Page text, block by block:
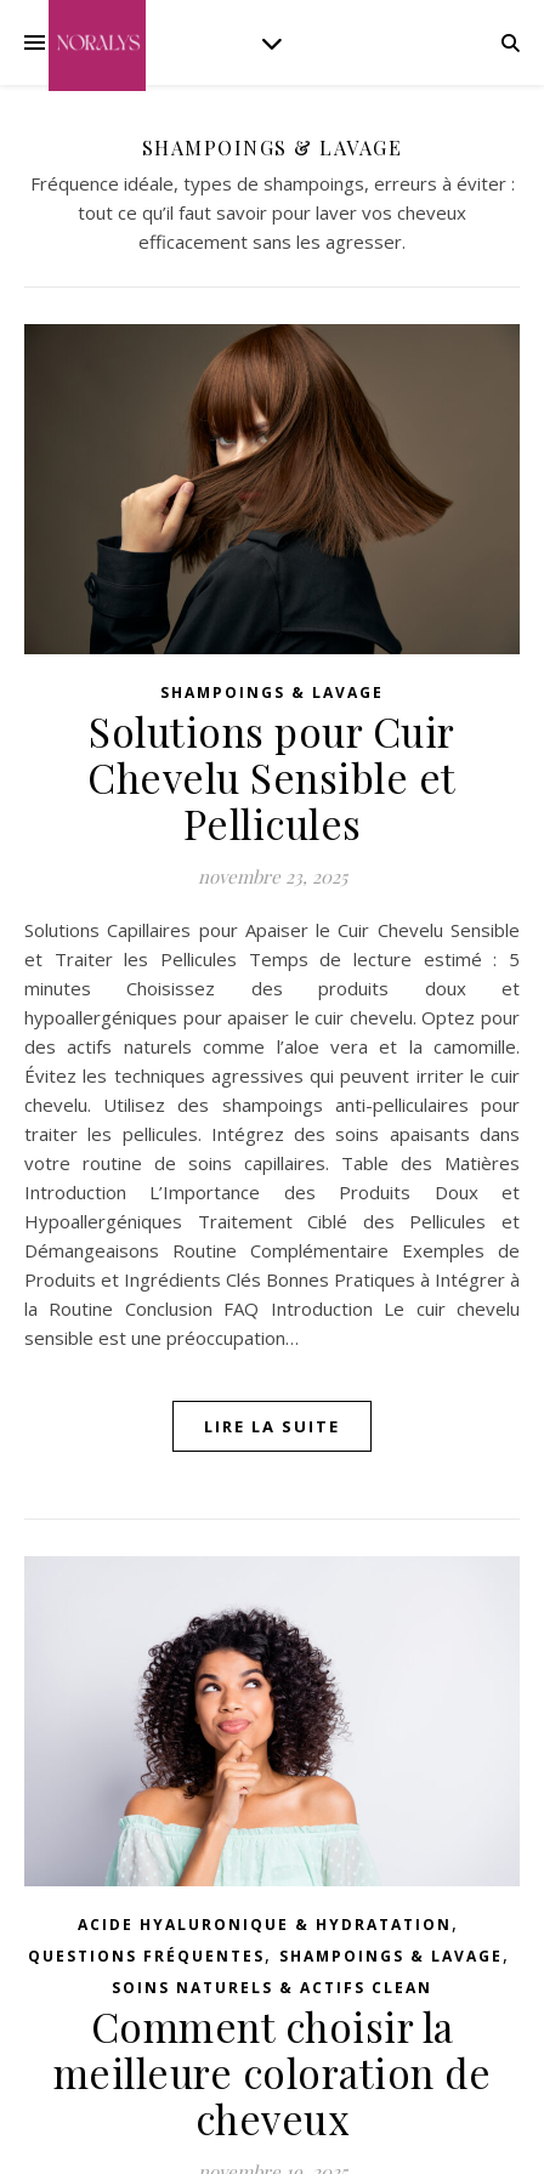
SHAMPOINGS & LAVAGE
Fréquence idéale, types de shampoings, erreurs à éviter :
tout ce qu’il faut savoir pour laver vos cheveux
efficacement sans les agresser.
SHAMPOINGS & LAVAGE
Solutions pour Cuir
Chevelu Sensible et
Pellicules
novembre 23, 2025
Solutions Capillaires pour Apaiser le Cuir Chevelu Sensible
et Traiter les Pellicules Temps de lecture estimé : 5
minutes Choisissez des produits doux et
hypoallergéniques pour apaiser le cuir chevelu. Optez pour
des actifs naturels comme l’aloe vera et la camomille.
Évitez les techniques agressives qui peuvent irriter le cuir
chevelu. Utilisez des shampoings anti-pelliculaires pour
traiter les pellicules. Intégrez des soins apaisants dans
votre routine de soins capillaires. Table des Matières
Introduction L’Importance des Produits Doux et
Hypoallergéniques Traitement Ciblé des Pellicules et
Démangeaisons Routine Complémentaire Exemples de
Produits et Ingrédients Clés Bonnes Pratiques à Intégrer à
la Routine Conclusion FAQ Introduction Le cuir chevelu
sensible est une préoccupation…
LIRE LA SUITE
ACIDE HYALURONIQUE & HYDRATATION ,
QUESTIONS FRÉQUENTES, SHAMPOINGS & LAVAGE ,
SOINS NATURELS & ACTIFS CLEAN
Comment choisir la
meilleure coloration de
cheveux